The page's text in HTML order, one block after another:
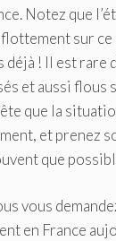
Notez que
sur
déjà ! Il est rare
et aussi flous
que la
et prenez
que
vous
en France